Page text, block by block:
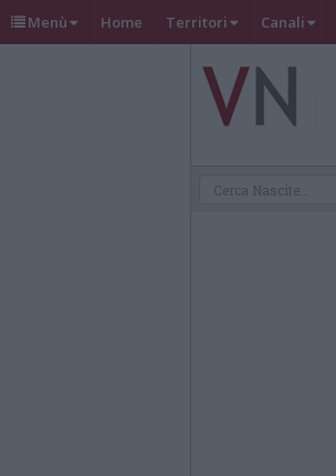
Menù Home Territori Canali